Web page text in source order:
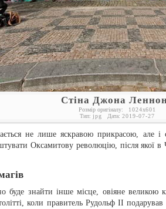
Стіна Джона
Розмір оригіналу: 1024x601
Тип: jpg Дата: 2019-07-27
не лише яскравою прикрасою, але
Оксамитову революцію, після якої в
буде знайти інше місце, овіяне великою
коли правитель Рудольф II